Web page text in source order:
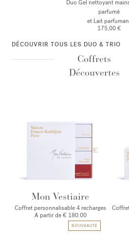
Duo Gel nettoyant
parfumé
et Lait
175,00 €
DÉCOUVRIR TOUS LES DUO & TRIO
Coffrets
Découvertes
Mon Vestiaire
Coffret personnalisable 4 recharges
A partir de € 180.00
NOUVEAUTÉ